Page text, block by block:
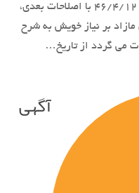
13 آئین نامه مالی شهرداری ها مصوب 46/4/12 با اصلاحات بعدی،
بر نیاز خویش به شرح
می گردد از تاریخ…
آگهی